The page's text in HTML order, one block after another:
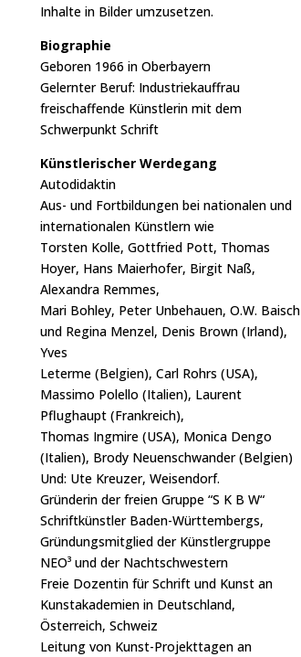
Inhalte in Bilder umzusetzen.
Biographie
Geboren 1966 in Oberbayern
Gelernter Beruf: Industriekauffrau
freischaffende Künstlerin mit dem
Schwerpunkt Schrift
Künstlerischer Werdegang
Autodidaktin
Aus- und Fortbildungen bei nationalen und
internationalen Künstlern wie
Torsten Kolle, Gottfried Pott, Thomas
Hoyer, Hans Maierhofer, Birgit Naß,
Alexandra Remmes,
Mari Bohley, Peter Unbehauen, O.W. Baisch
und Regina Menzel, Denis Brown (Irland),
Yves
Leterme (Belgien), Carl Rohrs (USA),
Massimo Polello (Italien), Laurent
Pflughaupt (Frankreich),
Thomas Ingmire (USA), Monica Dengo
(Italien), Brody Neuenschwander (Belgien)
Und: Ute Kreuzer, Weisendorf.
Gründerin der freien Gruppe “S K B W“
Schriftkünstler Baden-Württembergs,
Gründungsmitglied der Künstlergruppe
NEO³ und der Nachtschwestern
Freie Dozentin für Schrift und Kunst an
Kunstakademien in Deutschland,
Österreich, Schweiz
Leitung von Kunst-Projekttagen an